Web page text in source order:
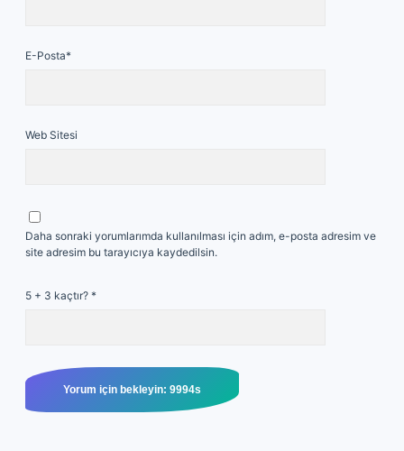
E-Posta*
Web Sitesi
Daha sonraki yorumlarımda kullanılması için adım, e-posta adresim ve
site adresim bu tarayıcıya kaydedilsin.
5 + 3 kaçtır? *